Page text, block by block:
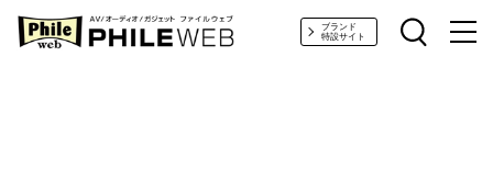
PHILE WEB｜AV/オーディオ/ガジェットブランド
特設サイト